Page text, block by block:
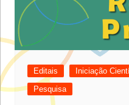
Editais Iniciação
Pesquisa